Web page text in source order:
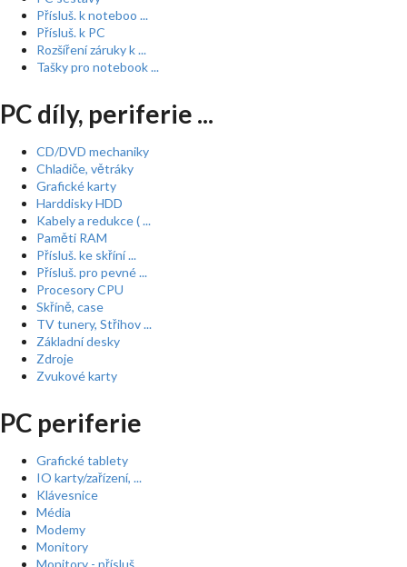
Přísluš. k noteboo ...
Přísluš. k PC
Rozšíření záruky k ...
Tašky pro notebook ...
PC díly, periferie ...
CD/DVD mechaniky
Chladiče, větráky
Grafické karty
Harddisky HDD
Kabely a redukce ( ...
Paměti RAM
Přísluš. ke skříní ...
Přísluš. pro pevné ...
Procesory CPU
Skříně, case
TV tunery, Střihov ...
Základní desky
Zdroje
Zvukové karty
PC periferie
Grafické tablety
IO karty/zařízení, ...
Klávesnice
Média
Modemy
Monitory
Monitory - přísluš ...